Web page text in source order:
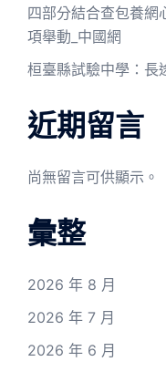
四部分結合查包養網
項舉動_中國網
桓臺縣試驗中學：長
近期留言
尚無留言可供顯示。
彙整
2026 年 8 月
2026 年 7 月
2026 年 6 月